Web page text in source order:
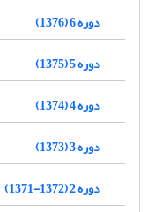
دوره 6 (1376)
دوره 5 (1375)
دوره 4 (1374)
دوره 3 (1373)
دوره 2 (1372-1371)